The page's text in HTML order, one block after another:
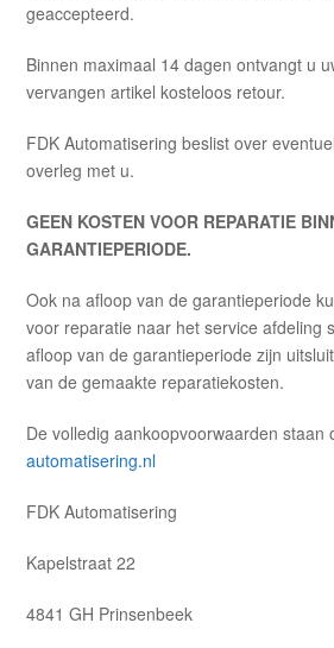
geaccepteerd.
Binnen maximaal 14 dagen ontvangt u
vervangen artikel kosteloos retour.
FDK Automatisering beslist over
overleg met u.
GEEN KOSTEN VOOR REPARATIE
GARANTIEPERIODE.
Ook na afloop van de garantieperiode
voor reparatie naar het service afdeling
afloop van de garantieperiode zijn
van de gemaakte reparatiekosten.
De volledig aankoopvoorwaarden staan
automatisering.nl
FDK Automatisering
Kapelstraat 22
4841 GH Prinsenbeek